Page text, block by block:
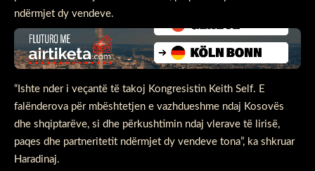
ndërmjet dy vendeve.
“Ishte nder i veçantë të takoj Kongresistin Keith Self. E
falënderova për mbështetjen e vazhdueshme ndaj Kosovës
dhe shqiptarëve, si dhe përkushtimin ndaj vlerave të lirisë,
paqes dhe partneritetit ndërmjet dy vendeve tona”, ka shkruar
Haradinaj.